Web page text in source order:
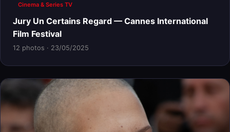
Cinema & Series TV
Jury Un Certains Regard — Cannes International
Film Festival
12 photos · 23/05/2025